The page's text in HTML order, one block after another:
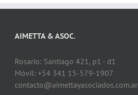
AIMETTA & ASOC.
Rosario: Santiago 421, p1 - d1
Móvil: +54 341 15-579-1907
contacto@aimettayasociados.com.ar